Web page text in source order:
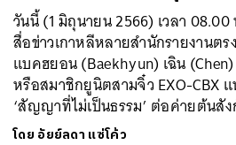
วันนี้ (1 มิถุนายน 2566) เวลา 08.00
สื่อข่าวเกาหลีหลายสำนักรายงานต
แบคฮยอน (Baekhyun) เฉิน
หรือสมาชิกยูนิตสามจิ๋ว EXO-CBX
‘สัญญาที่ไม่เป็นธรรม’ ต่อค่ายต้นสั
โดย อัยย์ลดา แซ่โค้ว